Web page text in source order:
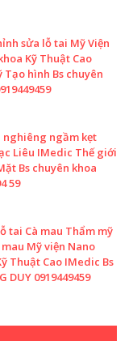
sửa lỗ tai Mỹ Viện
Kỹ Thuật Cao
hình Bs chuyên
nghiêng ngầm kẹt
Liêu IMedic Thế giới
Bs chuyên khoa
59
tai Cà mau Thẩm mỹ
Mỹ viện Nano
Thuật Cao IMedic Bs
DUY 0919449459